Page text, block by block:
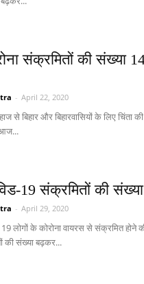
संक्रमितों की संख्या
- April 22, 2020
से बिहार और बिहारवासियों के लिए चिंता
आज...
19 संक्रमितों की
- April 29, 2020
लोगों के कोरोना वायरस से संक्रमित होने
की संख्या बढ़कर...